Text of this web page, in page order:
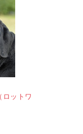
ットワ